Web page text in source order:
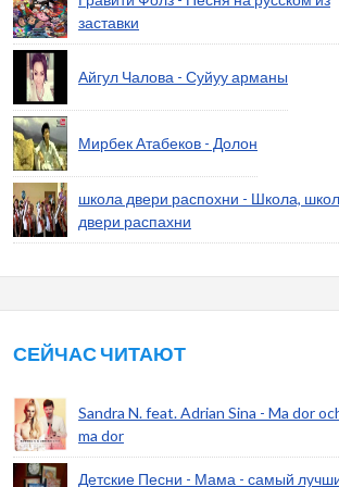
заставки
Айгул Чалова - Суйуу арманы
Мирбек Атабеков - Долон
школа двери распохни - Школа,
двери распахни
СЕЙЧАС ЧИТАЮТ
Sandra N. feat. Adrian Sina - Ma dor
ma dor
Детские Песни - Мама - самый